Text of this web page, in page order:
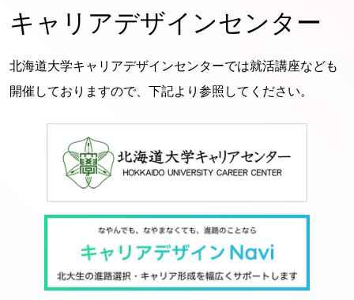
キャリアデザインセンター
北海道大学キャリアデザインセンターでは就活講座なども
開催しておりますので、下記より参照してください。